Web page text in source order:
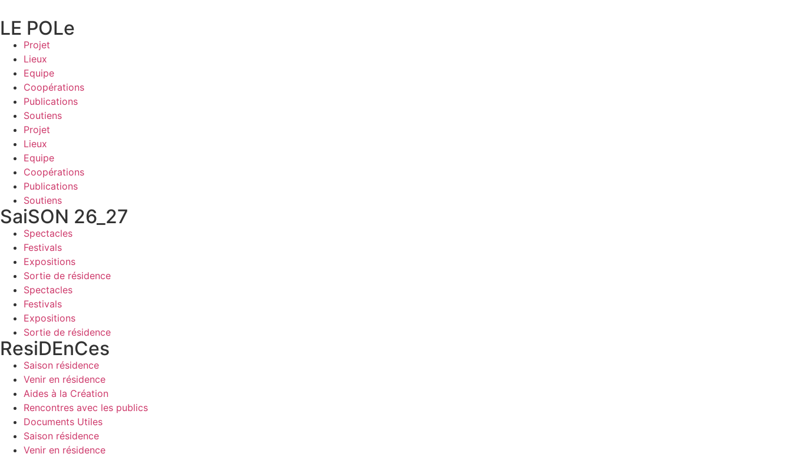
LE POLe
Projet
Lieux
Equipe
Coopérations
Publications
Soutiens
Projet
Lieux
Equipe
Coopérations
Publications
Soutiens
SaiSON 26_27
Spectacles
Festivals
Expositions
Sortie de résidence
Spectacles
Festivals
Expositions
Sortie de résidence
ResiDEnCes
Saison résidence
Venir en résidence
Aides à la Création
Rencontres avec les publics
Documents Utiles
Saison résidence
Venir en résidence